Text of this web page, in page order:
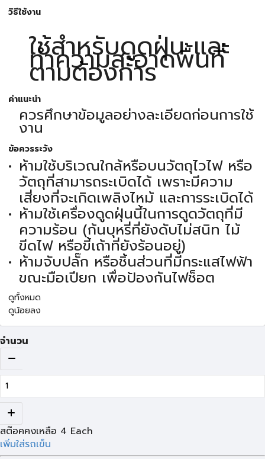
วิธีใช้งาน
ใช้สำหรับดูดฝุ่น และ
ทำความสะอาดพื้นที่
ตามต้องการ
คำแนะนำ
ควรศึกษาข้อมูลอย่างละเอียดก่อนการใช้
งาน
ข้อควรระวัง
ห้ามใช้บริเวณใกล้หรือบนวัตถุไวไฟ หรือ
วัตถุที่สามารถระเบิดได้ เพราะมีความ
เสี่ยงที่จะเกิดเพลิงไหม้ และการระเบิดได้
ห้ามใช้เครื่องดูดฝุ่นนี้ในการดูดวัตถุที่มี
ความร้อน (ก้นบุหรี่ที่ยังดับไม่สนิท ไม้
ขีดไฟ หรือขี้เถ้าที่ยังร้อนอยู่)
ห้ามจับปลั๊ก หรือชิ้นส่วนที่มีกระแสไฟฟ้า
ขณะมือเปียก เพื่อป้องกันไฟช็อต
ดูทั้งหมด
ดูน้อยลง
จำนวน
สต๊อคคงเหลือ 4 Each
เพิ่มใส่รถเข็น